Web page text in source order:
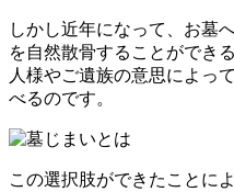
しかし近年になって、お墓
を自然散骨することができ
人様やご遺族の意思によっ
べるのです。
この選択肢ができたことに